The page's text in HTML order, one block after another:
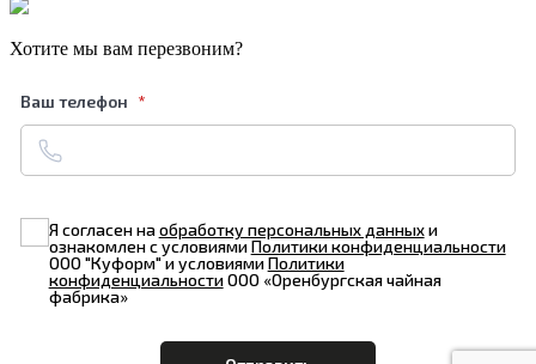
Хотите мы вам перезвоним?
Ваш телефон
Я согласен наобработку персональных данныхи
ознакомлен с условиямиПолитики конфиденциальности
ООО "Куформ" и условиямиПолитики
конфиденциальностиООО «Оренбургская чайная
фабрика»